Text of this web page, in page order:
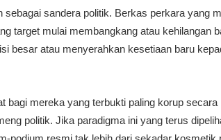
sandera politik. Berkas perkara yang
target mulai membangkang atau kehilangan
besar atau menyerahkan kesetiaan baru
bagi mereka yang terbukti paling korup secara
politik. Jika paradigma ini yang terus